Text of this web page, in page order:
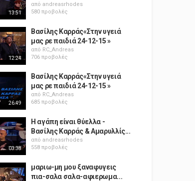
13:51
από andreasrhodes
580 προβολές
12:24
Βασίλης Καρράς«Στην υγειά
μας ρε παιδιά 24-12-15 »
από RC_Andreas
706 προβολές
26:49
Βασίλης Καρράς«Στην υγειά
μας ρε παιδιά 24-12-15 »
από RC_Andreas
685 προβολές
03:38
Η αγάπη είναι θύελλα -
Βασίλης Καρράς & Aμαρυλλίς...
από andreasrhodes
558 προβολές
μαριω-μη μου ξαναφυγεις
πια-σαλα σαλα-αφιερωμα...